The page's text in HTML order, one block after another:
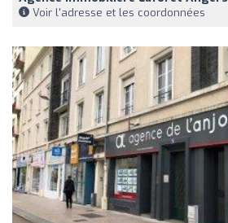
Voir l'adresse et les coordonnées